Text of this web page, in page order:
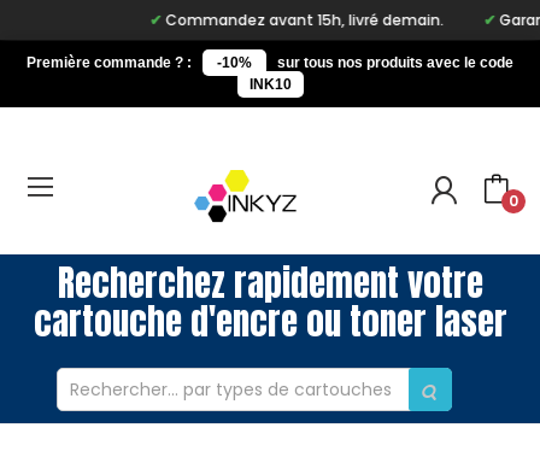
Commandez avant 15h, livré demain.
Première commande ? : -10%
sur tous nos produits avec le code
INK10
0
Recherchez rapidement votre
cartouche d'encre ou toner laser